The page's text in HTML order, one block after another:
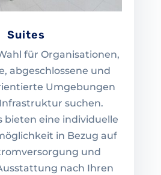
Suites
für Organisationen,
abgeschlossene und
Umgebungen
suchen.
bieten eine individuelle
in Bezug auf
und
nach Ihren